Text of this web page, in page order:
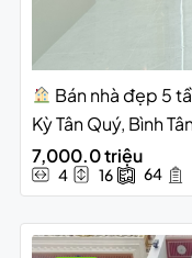
Bán nhà đẹp 5
Kỳ Tân Quý, Bình
7,000.0 triệu
4 16 64